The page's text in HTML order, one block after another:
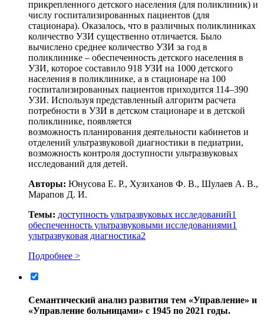
прикрепленного детского населения (для поликлиник) и
числу госпитализированных пациентов (для
стационара). Оказалось, что в различных поликлиниках
количество УЗИ существенно отличается. Было
вычислено среднее количество УЗИ за год в
поликлинике – обеспеченность детского населения в
УЗИ, которое составило 918 УЗИ на 1000 детского
населения в поликлинике, а в стационаре на 100
госпитализированных пациентов приходится 114–390
УЗИ. Используя представленный алгоритм расчета
потребности в УЗИ в детском стационаре и в детской
поликлинике, появляется
возможность планирования деятельности кабинетов и
отделений ультразвуковой диагностики в педиатрии,
возможность контроля доступности ультразвуковых
исследований для детей.
Авторы: Юнусова Е. Р., Хузиханов Ф. В., Шулаев А. В.,
Марапов Д. И.
Темы: доступность ультразвуковых исследований1
обеспеченность ультразвуковыми исследованиями1
ультразвуковая диагностика2
Подробнее >
Семантический анализ развития тем «Управление» и
«Управление больницами» с 1945 по 2021 годы.